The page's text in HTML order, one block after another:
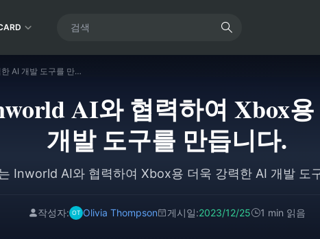
Microsoft는 Inworld AI와 협력하여 Xbox용 더욱 강력한 AI 개발 도구를 만듭니다.
AI와 협력하여 Xbox
개발 도구를 만듭니다.
Inworld AI와 협력하여 Xbox용 더욱 강력한 AI 개발 도
작성자: Olivia Thompson 게시일:2023/12/25 1 min 읽음